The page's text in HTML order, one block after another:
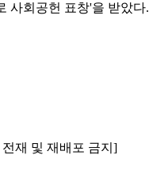
사회공헌 표창'을 받았다.
재 및 재배포 금지]